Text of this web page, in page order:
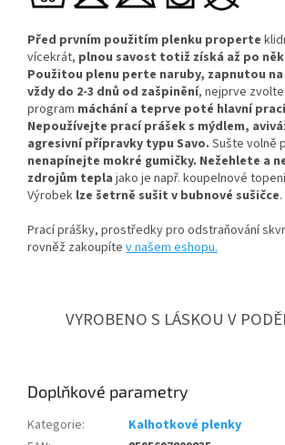
Před prvním použitím plenku properte
vícekrát, plnou savost totiž získá až po
Použitou plenu perte naruby, zapnutou
vždy do 2-3 dnů od zašpinění, nejprve
program máchání a teprve poté hlavní prací
Nepoužívejte prací prášek s mýdlem,
agresivní přípravky typu Savo. Sušte volně
nenapínejte mokré gumičky. Nežehlete a
zdrojům tepla jako je např. koupelnové
Výrobek lze šetrně sušit v bubnové sušičce.
Prací prášky, prostředky pro odstraňování
rovněž zakoupíte v našem eshopu.
VYROBENO S LÁSKOU V
Doplňkové parametry
Kategorie:
Kalhotkové plenky